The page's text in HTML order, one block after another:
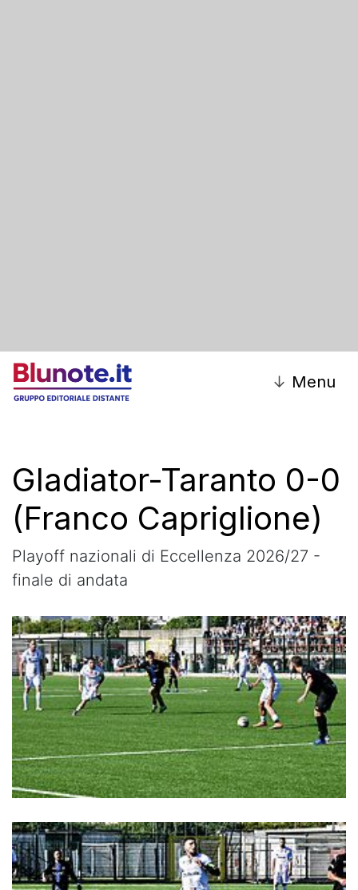
↓ Menu
Gladiator-Taranto 0-0
(Franco Capriglione)
Playoff nazionali di Eccellenza 2026/27 -
finale di andata